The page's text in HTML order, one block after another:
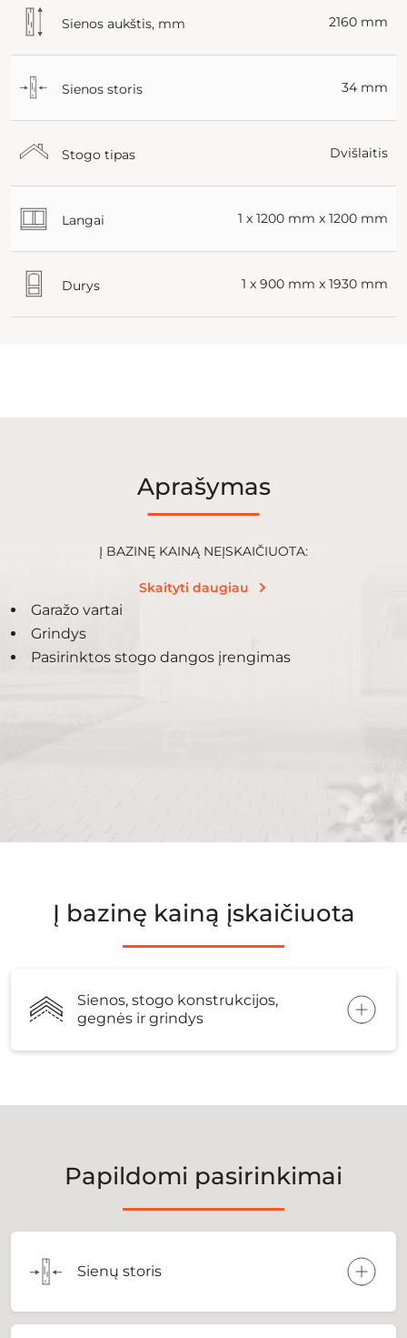
Sienos aukštis, mm 2160 mm
Sienos storis 34 mm
Stogo tipas Dvišlaitis
Langai 1 x 1200 mm x 1200 mm
Durys 1 x 900 mm x 1930 mm
Aprašymas
Į BAZINĘ KAINĄ NEĮSKAIČIUOTA:
Skaityti daugiau
Garažo vartai
Grindys
Pasirinktos stogo dangos įrengimas
Į bazinę kainą įskaičiuota
Sienos, stogo konstrukcijos,
gegnės ir grindys
Papildomi pasirinkimai
Sienų storis